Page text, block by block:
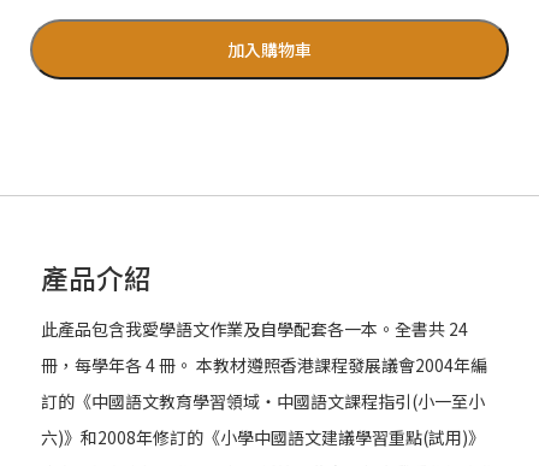
加入購物車
產品介紹
此產品包含我愛學語文作業及自學配套各一本。全書共 24
冊，每學年各 4 冊。 本教材遵照香港課程發展議會2004年編
訂的《中國語文教育學習領域‧中國語文課程指引(小一至小
六)》和2008年修訂的《小學中國語文建議學習重點(試用)》